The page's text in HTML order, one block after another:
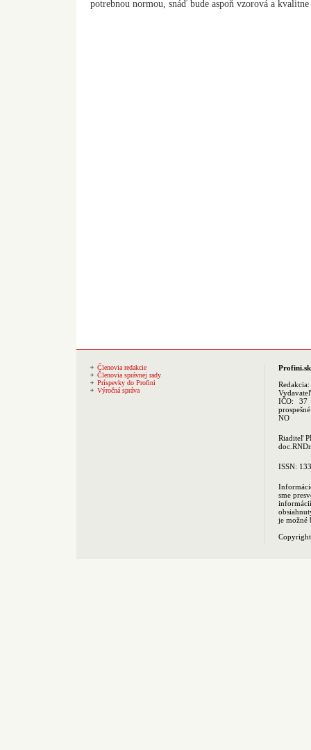
potrebnou normou, snáď bude aspoň vzorová a
Členovia redakcie
Členovia správnej rady
Príspevky do Profini
Výročná správa
Profini.sk
Redakcia:
IČO: 37
NO
Riaditeľ
ISSN:
sme
je možné